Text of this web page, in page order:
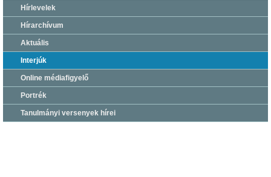
Hírlevelek
Hírarchívum
Aktuális
Interjúk
Online médiafigyelő
Portrék
Tanulmányi versenyek hírei